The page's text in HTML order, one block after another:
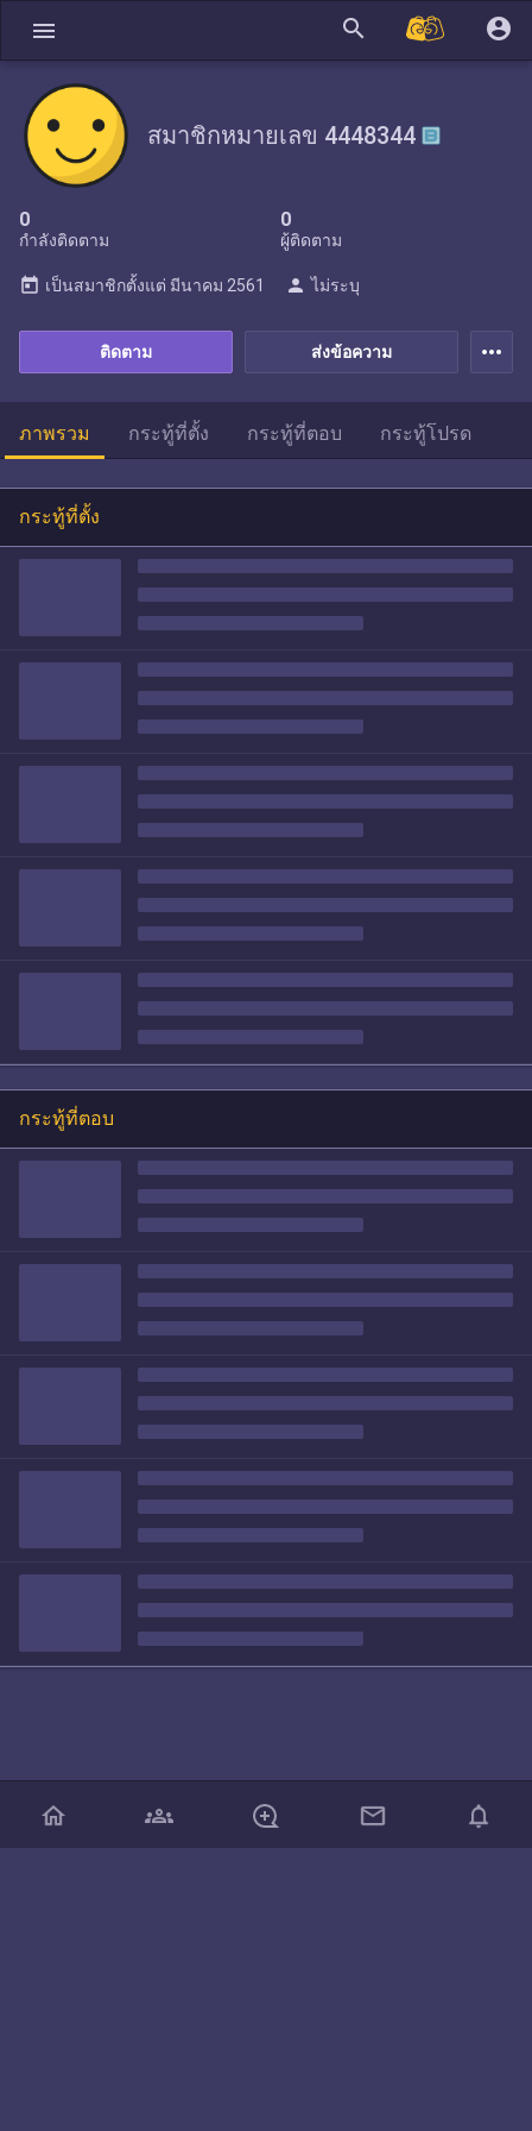
menu search account_circle
สมาชิกหมายเลข 4448344
0
กำลังติดตาม
0
ผู้ติดตาม
ส่งข้อความ
ติดตาม
today เป็นสมาชิกตั้งแต่ มีนาคม 2561 person ไม่ระบุ
more_horiz
ภาพรวม กระทู้ที่ตั้ง กระทู้ที่ตอบ กระทู้โปรด
กระทู้ที่ตั้ง
กระทู้ที่ตอบ